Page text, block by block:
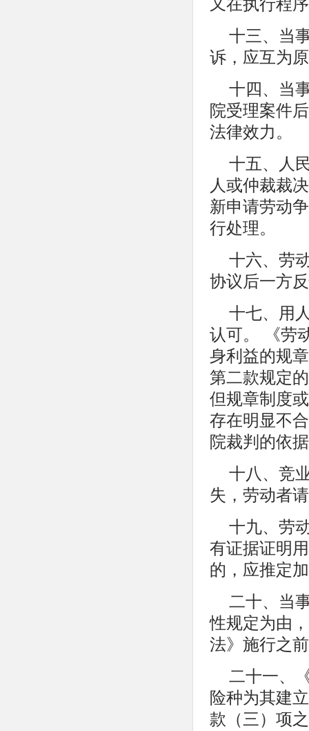
又在执行程
十三、当
诉，应互为
十四、当
院受理案件
法律效力。
十五、人
人或仲裁裁
新申请劳动
行处理。
十六、劳
协议后一方
十七、用
认可。 《劳
身利益的规
第二款规定
但规章制度
存在明显不
院裁判的依
十八、竞
失，劳动者
十九、劳
有证据证明
的，应推定
二十、当
性规定为由
法》施行之
二十一、
险种为其建
款（三）项